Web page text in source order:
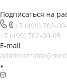
Подписаться на
+7 (499) 702-
+7 (499) 702-00-05
E-mail